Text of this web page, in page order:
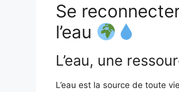
Se
l’eau
L’eau, une
L’eau est la source de toute